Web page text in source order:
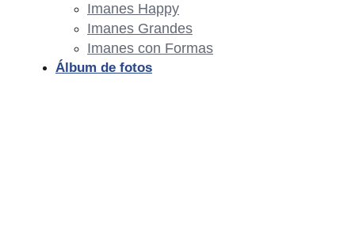
Imanes Happy
Imanes Grandes
Imanes con Formas
Álbum de fotos